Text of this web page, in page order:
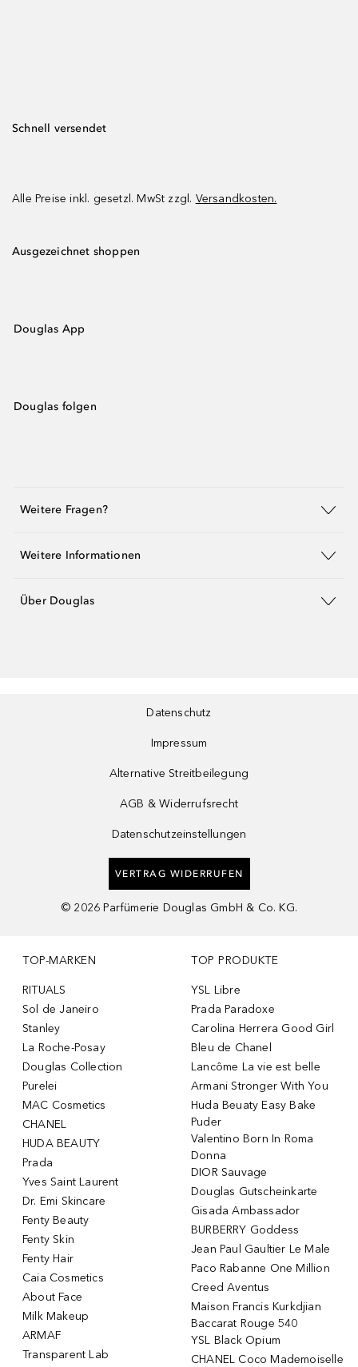
Schnell versendet
Alle Preise inkl. gesetzl. MwSt zzgl. Versandkosten.
Ausgezeichnet shoppen
Douglas App
Douglas folgen
Weitere Fragen?
Weitere Informationen
Über Douglas
Datenschutz
Impressum
Alternative Streitbeilegung
AGB & Widerrufsrecht
Datenschutzeinstellungen
VERTRAG WIDERRUFEN
© 2026 Parfümerie Douglas GmbH & Co. KG.
TOP-MARKEN
RITUALS
Sol de Janeiro
Stanley
La Roche-Posay
Douglas Collection
Purelei
MAC Cosmetics
CHANEL
HUDA BEAUTY
Prada
Yves Saint Laurent
Dr. Emi Skincare
Fenty Beauty
Fenty Skin
Fenty Hair
Caia Cosmetics
About Face
Milk Makeup
ARMAF
Transparent Lab
TOP PRODUKTE
YSL Libre
Prada Paradoxe
Carolina Herrera Good Girl
Bleu de Chanel
Lancôme La vie est belle
Armani Stronger With You
Huda Beuaty Easy Bake
Puder
Valentino Born In Roma
Donna
DIOR Sauvage
Douglas Gutscheinkarte
Gisada Ambassador
BURBERRY Goddess
Jean Paul Gaultier Le Male
Paco Rabanne One Million
Creed Aventus
Maison Francis Kurkdjian
Baccarat Rouge 540
YSL Black Opium
CHANEL Coco Mademoiselle